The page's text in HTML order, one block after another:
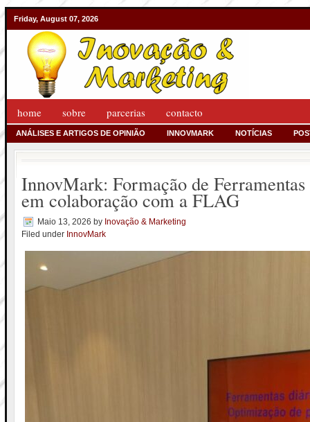
Friday, August 07, 2026
home sobre parcerias contacto
ANÁLISES E ARTIGOS DE OPINIÃO INNOVMARK NOTÍCIAS
InnovMark: Formação de
em colaboração com a FLAG
Maio 13, 2026 by Inovação & Marketing
Filed under InnovMark